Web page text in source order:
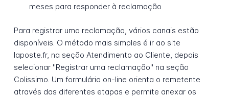
meses para responder à reclamação
Para registrar uma reclamação, vários canais estão
disponíveis. O método mais simples é ir ao site
laposte.fr, na seção Atendimento ao Cliente, depois
selecionar "Registrar uma reclamação" na seção
Colissimo. Um formulário on-line orienta o remetente
através das diferentes etapas e permite anexar os